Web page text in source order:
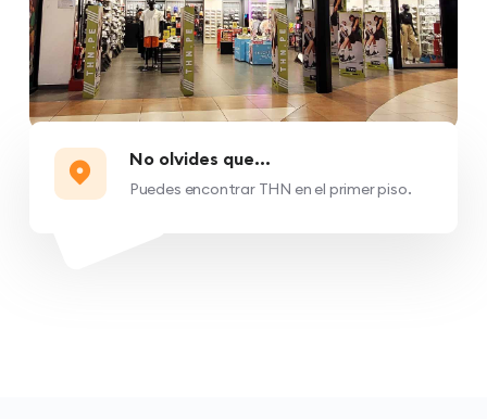
No olvides que...
Puedes encontrar THN en el primer piso.